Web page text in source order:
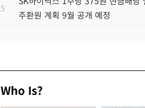
5
주환원 계획 9월 공개 예정
Who Is?